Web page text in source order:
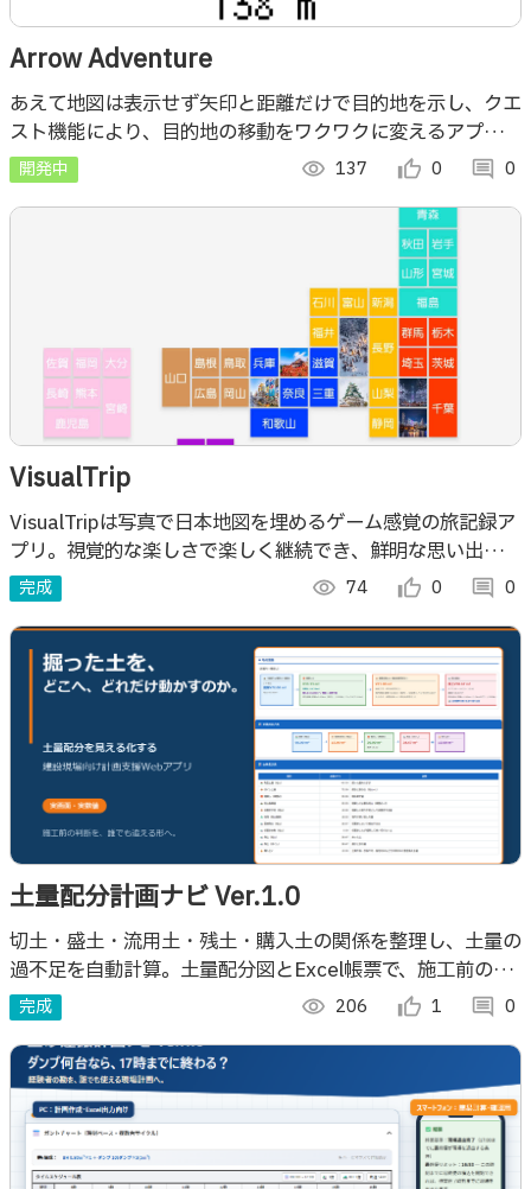
Arrow Adventure
あえて地図は表示せず矢印と距離だけで目的地を示し、クエ
スト機能により、目的地の移動をワクワクに変えるアプリで
す。 具体的には、設定した目的地を、矢印と距離のみでナ
ビをします。
開発中 visibility 137 thumb_up_alt 0 comment 0
VisualTrip
VisualTripは写真で日本地図を埋めるゲーム感覚の旅記録ア
プリ。視覚的な楽しさで楽しく継続でき、鮮明な思い出とと
もに次の旅や挑戦への意欲を高めます。旅の記録を未来の力
に変える新体験です。
完成 visibility 74 thumb_up_alt 0 comment 0
土量配分計画ナビ Ver.1.0
切土・盛土・流用土・残土・購入土の関係を整理し、土量の
過不足を自動計算。土量配分図とExcel帳票で、施工前の判
断や新人教育を支える建設現場向けWebアプリです。
完成 visibility 206 thumb_up_alt 1 comment 0